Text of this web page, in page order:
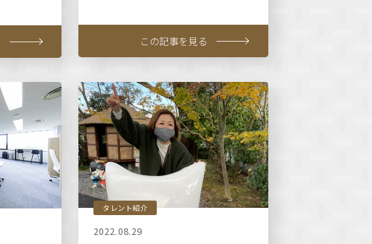
この記事を見る
タレント紹介
2022.08.29